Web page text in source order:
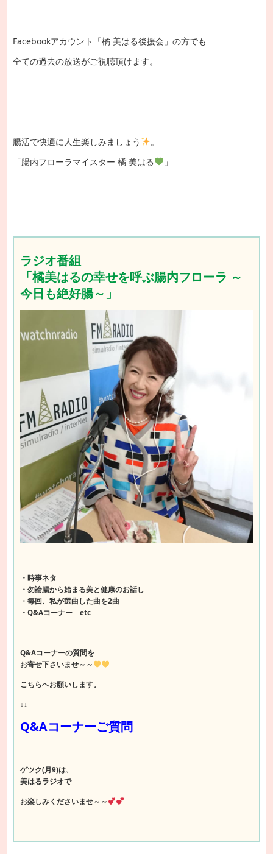
Facebookアカウント「橘 美はる後援会」の方でも
全ての過去の放送がご視聴頂けます。
腸活で快適に人生楽しみましょう
。
「腸内フローラマイスター 橘 美はる
」
ラジオ番組
「橘美はるの幸せを呼ぶ腸内フローラ ～
今日も絶好腸～」
・時事ネタ
・勿論腸から始まる美と健康のお話し
・毎回、私が選曲した曲を2曲
・Q&Aコーナー etc
Q&Aコーナーの質問を
お寄せ下さいませ～～
こちらへお願いします。
↓↓
Q&Aコーナーご質問
ゲツク(月9)は、
美はるラジオで
お楽しみくださいませ～～